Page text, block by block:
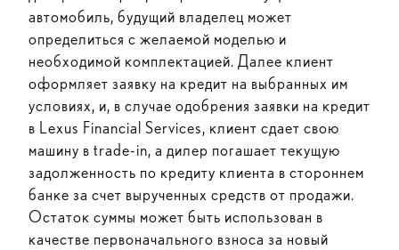
автомобиль, будущий владелец может
определиться с желаемой моделью и
необходимой комплектацией. Далее клиент
оформляет заявку на кредит на выбранных им
условиях, и, в случае одобрения заявки на кредит
в Lexus Financial Services, клиент сдает свою
машину в trade-in, а дилер погашает текущую
задолженность по кредиту клиента в стороннем
банке за счет вырученных средств от продажи.
Остаток суммы может быть использован в
качестве первоначального взноса за новый